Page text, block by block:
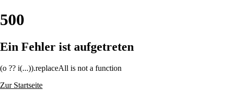
500
Ein Fehler ist aufgetreten
(o ?? i(...)).replaceAll is not a function
Zur Startseite